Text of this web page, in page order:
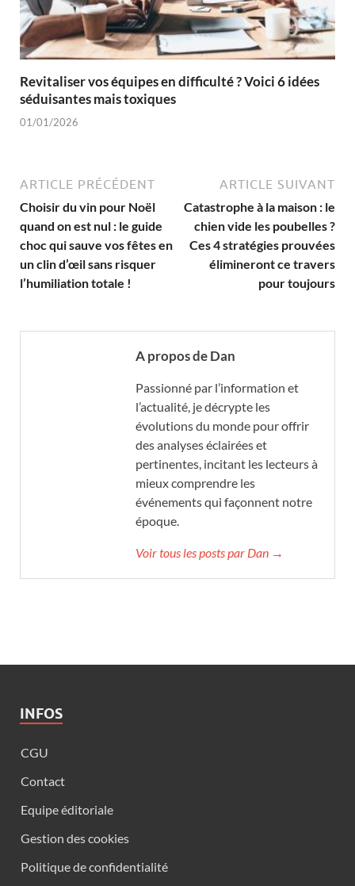
Revitaliser vos équipes en difficulté ? Voici 6 idées
séduisantes mais toxiques
01/01/2026
ARTICLE PRÉCÉDENT
Choisir du vin pour Noël
quand on est nul : le guide
choc qui sauve vos fêtes en
un clin d’œil sans risquer
l’humiliation totale !
ARTICLE SUIVANT
Catastrophe à la maison : le
chien vide les poubelles ?
Ces 4 stratégies prouvées
élimineront ce travers
pour toujours
A propos de Dan
Passionné par l’information et
l’actualité, je décrypte les
évolutions du monde pour offrir
des analyses éclairées et
pertinentes, incitant les lecteurs à
mieux comprendre les
événements qui façonnent notre
époque.
Voir tous les posts par Dan →
INFOS
CGU
Contact
Equipe éditoriale
Gestion des cookies
Politique de confidentialité